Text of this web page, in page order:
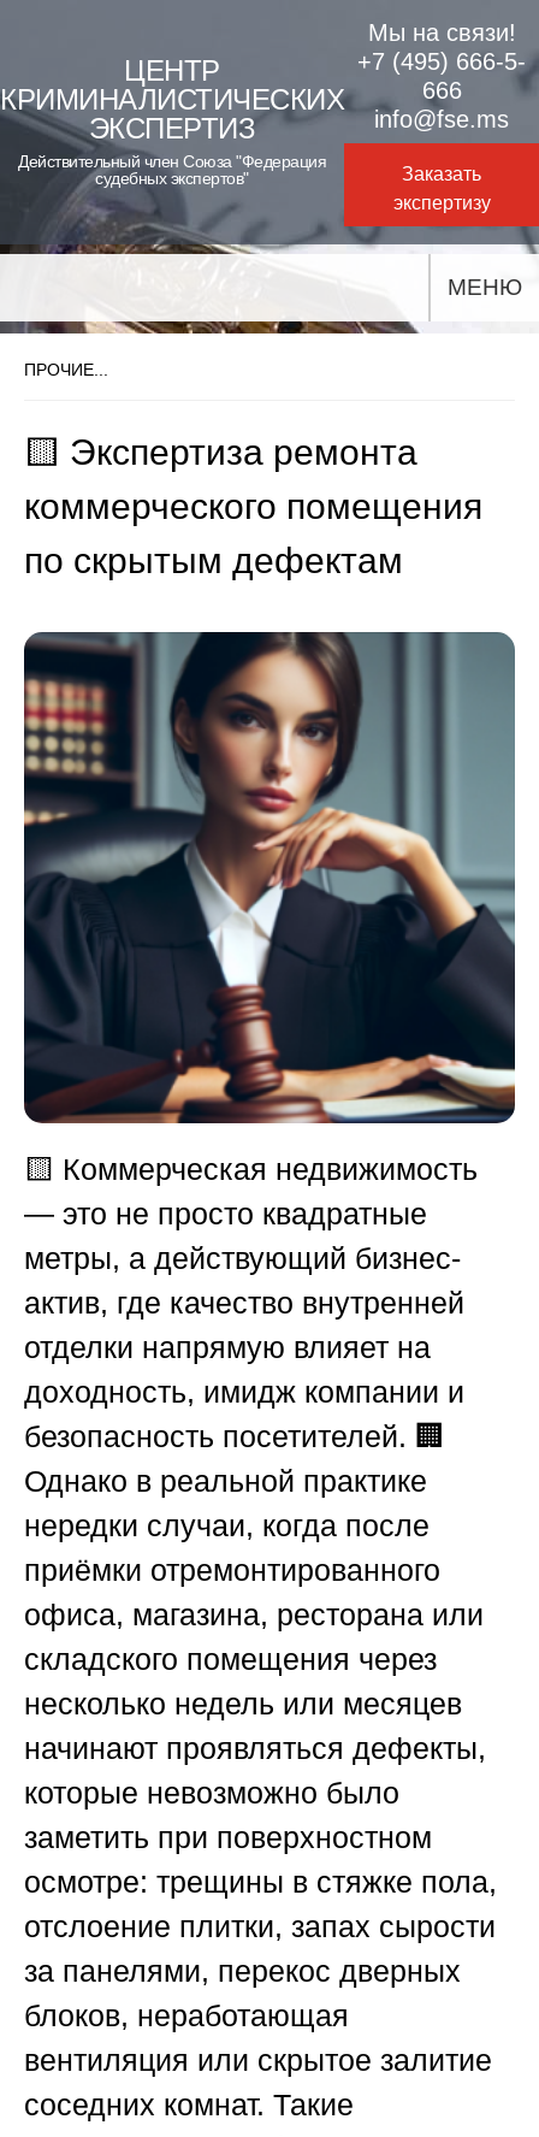
content
ЦЕНТР
КРИМИНАЛИСТИЧЕСКИХ
ЭКСПЕРТИЗ
Действительный член Союза "Федерация
судебных экспертов"
Мы на связи!
+7 (495) 666-5-
666
info@fse.ms
Заказать
экспертизу
МЕНЮ
ПРОЧИЕ...
🟨 Экспертиза ремонта
коммерческого помещения
по скрытым дефектам
🟨 Коммерческая недвижимость
— это не просто квадратные
метры, а действующий бизнес-
актив, где качество внутренней
отделки напрямую влияет на
доходность, имидж компании и
безопасность посетителей. 🏢
Однако в реальной практике
нередки случаи, когда после
приёмки отремонтированного
офиса, магазина, ресторана или
складского помещения через
несколько недель или месяцев
начинают проявляться дефекты,
которые невозможно было
заметить при поверхностном
осмотре: трещины в стяжке пола,
отслоение плитки, запах сырости
за панелями, перекос дверных
блоков, неработающая
вентиляция или скрытое залитие
соседних комнат. Такие